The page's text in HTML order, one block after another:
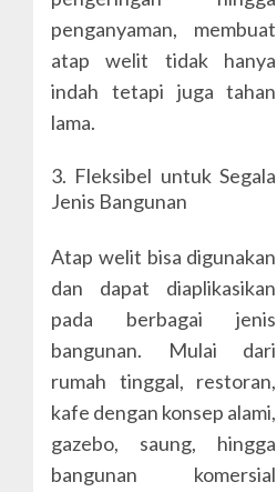
penganyaman, membuat
atap welit tidak hanya
indah tetapi juga tahan
lama.
3. Fleksibel untuk Segala
Jenis Bangunan
Atap welit bisa digunakan
dan dapat diaplikasikan
pada berbagai jenis
bangunan. Mulai dari
rumah tinggal, restoran,
kafe dengan konsep alami,
gazebo, saung, hingga
bangunan komersial